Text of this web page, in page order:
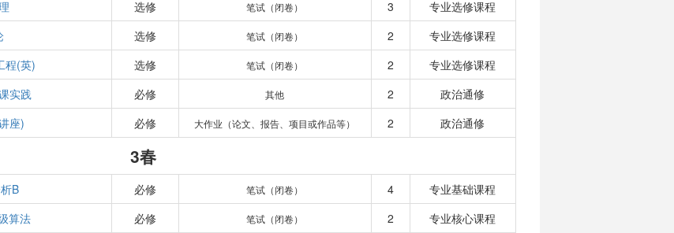
选修 笔试（闭卷） 3
专业选修课程
选修 笔试（闭卷） 2
专业选修课程
程(英) 选修 笔试（闭卷） 2
专业选修课程
实践 必修 其他 2
政治通修
座) 必修 大作业（论文、报告、项目或作品等） 2 政治通修
3春
B 必修 笔试（闭卷） 4
专业基础课程
算法 必修 笔试（闭卷） 2
专业核心课程